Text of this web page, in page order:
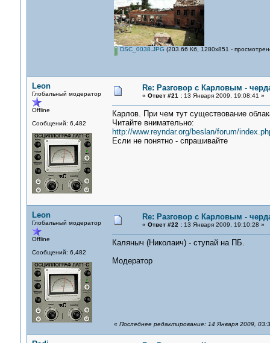
DSC_0038.JPG (203.66 Кб, 1280x851 -
Leon
Глобальный модератор
Offline
Сообщений: 6,482
Re: Разговор с Карловым -
« Ответ #21 :13 Января 2009, 19:08:41 »
Карлов. При чем тут существование
Читайте внимательно:
http://www.reyndar.org/beslan/forum/
Если не понятно - спрашивайте
Leon
Глобальный модератор
Offline
Сообщений: 6,482
Re: Разговор с Карловым -
« Ответ #22 :13 Января 2009, 19:10:28 »
Каляныч (Николаич) - ступай на ПБ.
Модератор
« Последнее редактирование: 14 Января 2009,